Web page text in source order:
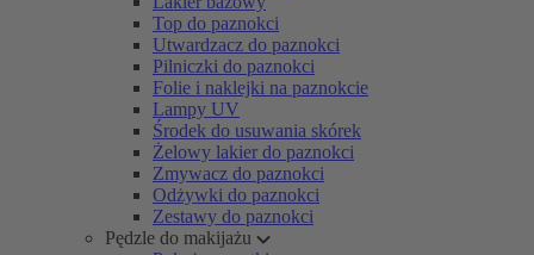
Top do paznokci
Utwardzacz do paznokci
Pilniczki do paznokci
Folie i naklejki na paznokcie
Lampy UV
Środek do usuwania skórek
Żelowy lakier do paznokci
Zmywacz do paznokci
Odżywki do paznokci
Zestawy do paznokci
Pędzle do makijażu